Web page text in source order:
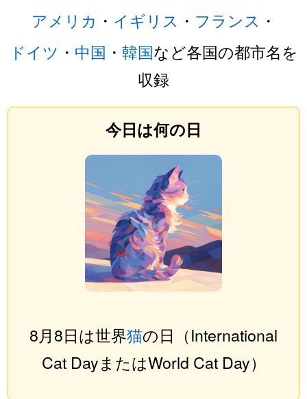
アメリカ ・ イギリス ・ フランス ・
ドイツ ・ 中国 ・ 韓国など各国の都市名を
収録
今日は何の日
8月8日は世界猫の日（International
Cat DayまたはWorld Cat Day）